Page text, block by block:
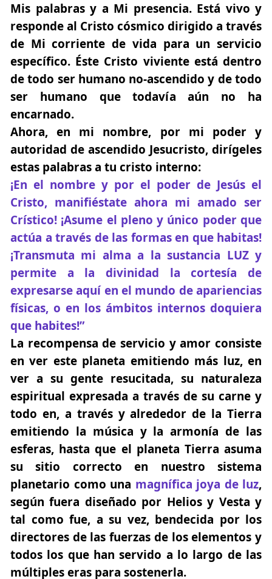
Mis palabras y a Mi presencia. Está vivo y
responde al Cristo cósmico dirigido a través
de Mi corriente de vida para un servicio
específico. Éste Cristo viviente está dentro
de todo ser humano no-ascendido y de todo
ser humano que todavía aún no ha
encarnado.
Ahora, en mi nombre, por mi poder y
autoridad de ascendido Jesucristo, dirígeles
estas palabras a tu cristo interno:
¡En el nombre y por el poder de Jesús el
Cristo, manifiéstate ahora mi amado ser
Crístico! ¡Asume el pleno y único poder que
actúa a través de las formas en que habitas!
¡Transmuta mi alma a la sustancia LUZ y
permite a la divinidad la cortesía de
expresarse aquí en el mundo de apariencias
físicas, o en los ámbitos internos doquiera
que habites!”
La recompensa de servicio y amor consiste
en ver este planeta emitiendo más luz, en
ver a su gente resucitada, su naturaleza
espiritual expresada a través de su carne y
todo en, a través y alrededor de la Tierra
emitiendo la música y la armonía de las
esferas, hasta que el planeta Tierra asuma
su sitio correcto en nuestro sistema
planetario como una magnífica joya de luz,
según fuera diseñado por Helios y Vesta y
tal como fue, a su vez, bendecida por los
directores de las fuerzas de los elementos y
todos los que han servido a lo largo de las
múltiples eras para sostenerla.